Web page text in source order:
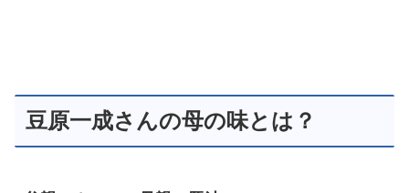
豆原一成さんの母の味とは？